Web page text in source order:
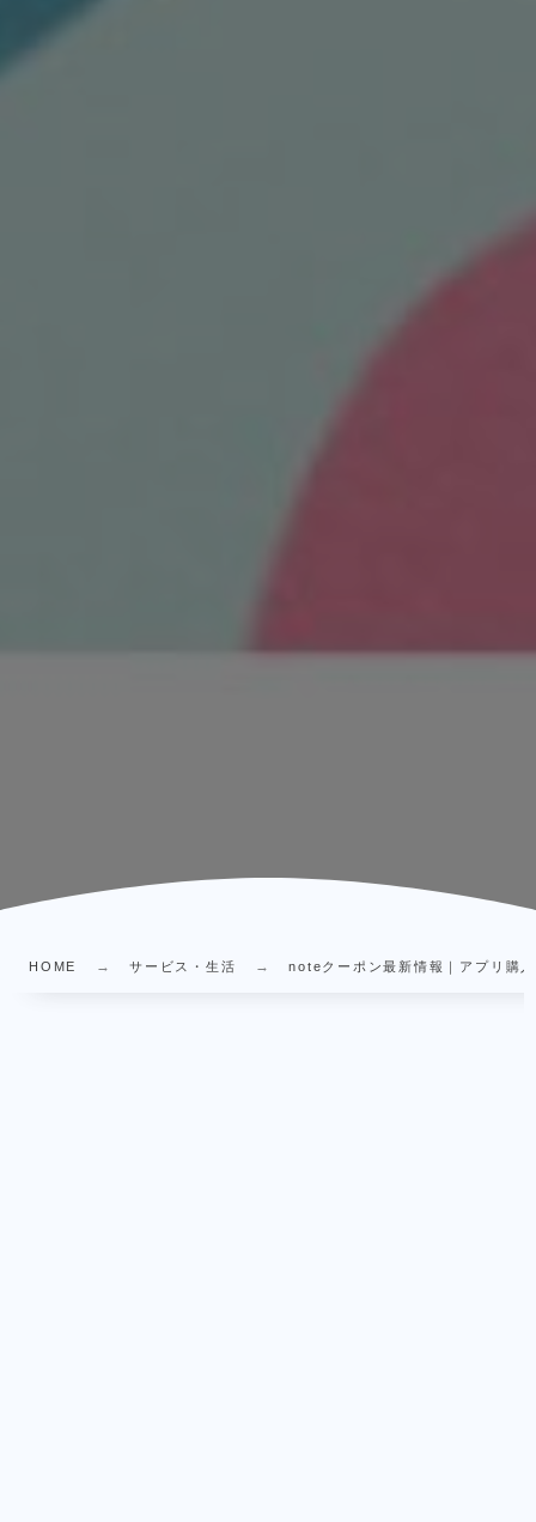
HOME サービス・生活 noteクーポン最新情報｜アプリ購